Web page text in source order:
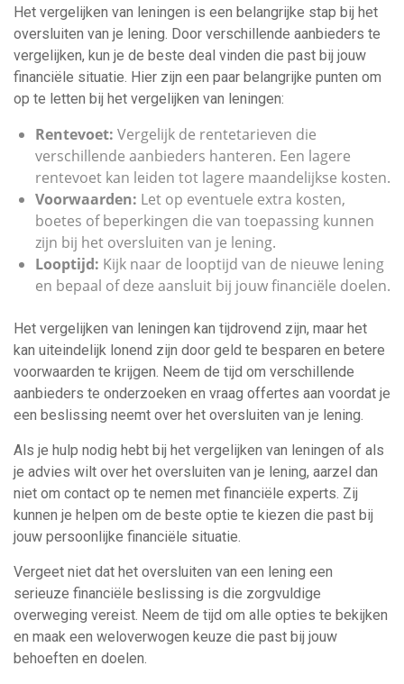
Het vergelijken van leningen is een belangrijke stap bij het
oversluiten van je lening. Door verschillende aanbieders te
vergelijken, kun je de beste deal vinden die past bij jouw
financiële situatie. Hier zijn een paar belangrijke punten om
op te letten bij het vergelijken van leningen:
Rentevoet: Vergelijk de rentetarieven die
verschillende aanbieders hanteren. Een lagere
rentevoet kan leiden tot lagere maandelijkse kosten.
Voorwaarden: Let op eventuele extra kosten,
boetes of beperkingen die van toepassing kunnen
zijn bij het oversluiten van je lening.
Looptijd: Kijk naar de looptijd van de nieuwe lening
en bepaal of deze aansluit bij jouw financiële doelen.
Het vergelijken van leningen kan tijdrovend zijn, maar het
kan uiteindelijk lonend zijn door geld te besparen en betere
voorwaarden te krijgen. Neem de tijd om verschillende
aanbieders te onderzoeken en vraag offertes aan voordat je
een beslissing neemt over het oversluiten van je lening.
Als je hulp nodig hebt bij het vergelijken van leningen of als
je advies wilt over het oversluiten van je lening, aarzel dan
niet om contact op te nemen met financiële experts. Zij
kunnen je helpen om de beste optie te kiezen die past bij
jouw persoonlijke financiële situatie.
Vergeet niet dat het oversluiten van een lening een
serieuze financiële beslissing is die zorgvuldige
overweging vereist. Neem de tijd om alle opties te bekijken
en maak een weloverwogen keuze die past bij jouw
behoeften en doelen.